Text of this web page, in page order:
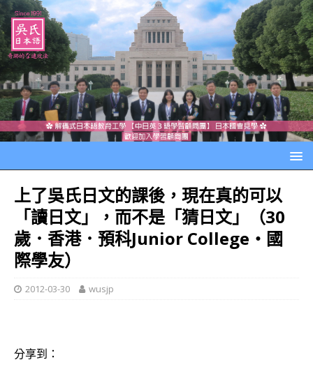
上了吳氏日文的課後，現在真的可以
「讀日文」，而不是「猜日文」（30
歲．香港．預科Junior College‧國
際學友）
2012-03-30 wusjp
分享到：